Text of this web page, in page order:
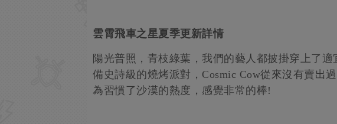
雲霄飛車之星夏季更新詳情
陽光普照，青枝綠葉，我們的藝人都披掛穿上了
備史詩級的燒烤派對，Cosmic Cow從來沒有賣
為習慣了沙漠的熱度，感覺非常的棒!